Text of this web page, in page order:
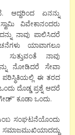
ಆದ್ದರಿಂದ ಏನನ್ನು
ವಿವೇಕಾನಂದರು
ನಾವು ಪಾಲಿಸಿದರೆ
ಯಾವಾಗಲೂ
ನಾವು
ನೋಡಿದರೆ ಸೇವಾ
ಈ ತರದ
ದೊಡ್ಡ ಪ್ರಶ್ನೆ ಆದರೆ
ಕೂಡಾ ಒಂದು.
ಸಂಘಟನೆಯೊಂದು